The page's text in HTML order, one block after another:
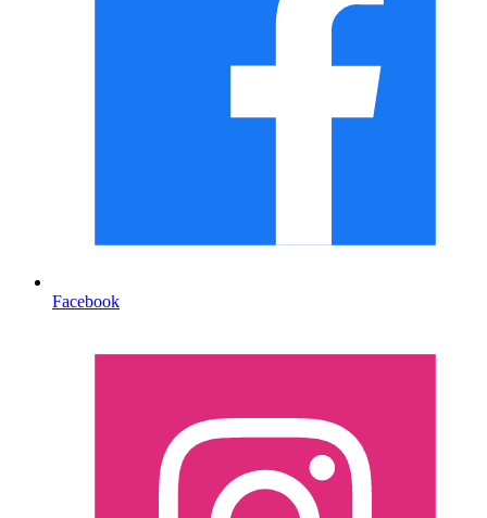
Facebook